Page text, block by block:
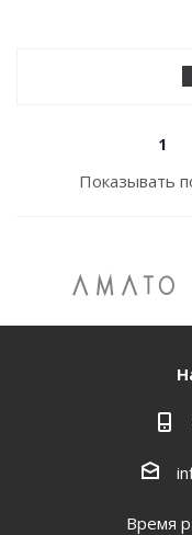
1
Показывать
Время